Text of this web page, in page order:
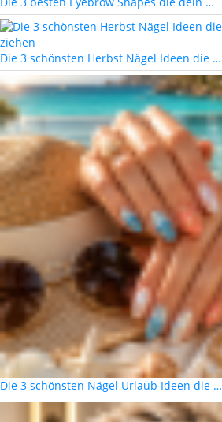
Die 3 schönsten Herbst Nägel Ideen die …
Die 3 schönsten Nägel Urlaub Ideen die …